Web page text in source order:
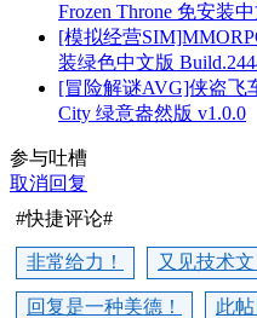
Frozen Throne 免安装
[模拟经营
装绿色中文版
[冒险解谜AVG]侠盗飞
City 绿意盎然版 v1.0.0
参与吐槽
取消回复
#快捷评论#
非常给力！ 又见技术文
回复是一种美德！ 此